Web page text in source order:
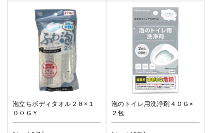
泡立ちボディタオル２８×１
００ＧＹ
泡のトイレ用洗浄剤４０Ｇ×
２包